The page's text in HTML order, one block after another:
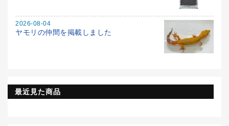
2026-08-04
ヤモリの仲間を掲載しました
最近見た商品